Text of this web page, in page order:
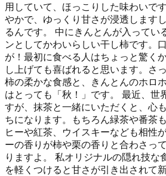
用していて、ほっこりした味わいで
やかで、ゆっくり甘さが浸透します
るんです。 中にきんとんが入ってい
ンとしてかわいらしい干し柿です。
が！最初に食べる人はちょっと驚く
し上げても喜ばれると思います。さ
柿の柔かな食感と、きんとんのホロ
はとっても「秋！」です。 最近、世
すが、抹茶と一緒にいただくと、心
ちになります。もちろん緑茶や番茶
ヒーや紅茶、ウイスキーなども相性
ーの香りが柿や栗の香りと合わさっ
りますよ。 私オリジナルの隠れ技な
を軽くつけると甘さが引き出されて